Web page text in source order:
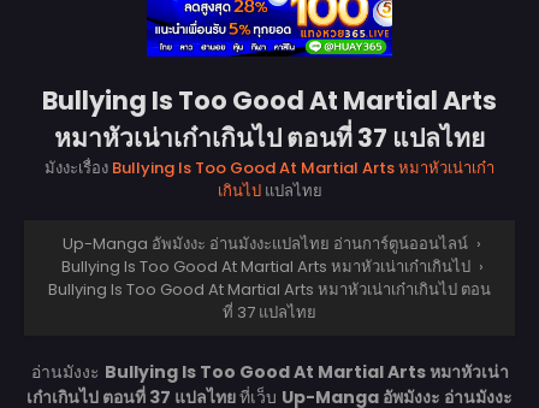
Bullying Is Too Good At Martial Arts
หมาหัวเน่าเก๋าเกินไป ตอนที่ 37 แปลไทย
มังงะเรื่อง Bullying Is Too Good At Martial Arts หมาหัวเน่าเก๋า
เกินไปแปลไทย
Up-Manga อัพมังงะ อ่านมังงะแปลไทย อ่านการ์ตูนออนไลน์ ›
Bullying Is Too Good At Martial Arts หมาหัวเน่าเก๋าเกินไป ›
Bullying Is Too Good At Martial Arts หมาหัวเน่าเก๋าเกินไป ตอน
ที่ 37 แปลไทย
อ่านมังงะ Bullying Is Too Good At Martial Arts หมาหัวเน่า
เก๋าเกินไป ตอนที่ 37 แปลไทยที่เว็บ Up-Manga อัพมังงะ อ่านมังงะ